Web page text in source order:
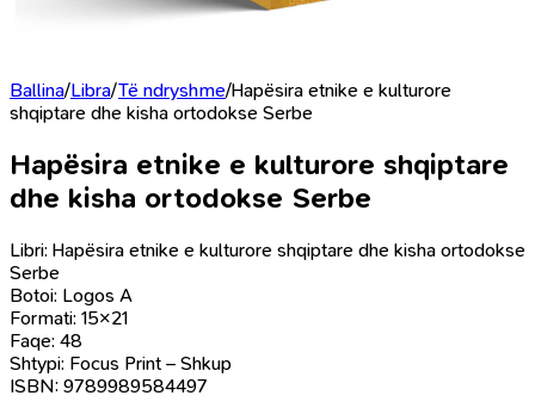
Ballina/Libra/Të ndryshme/Hapësira etnike e kulturore
shqiptare dhe kisha ortodokse Serbe
Hapësira etnike e kulturore shqiptare
dhe kisha ortodokse Serbe
Libri: Hapësira etnike e kulturore shqiptare dhe kisha ortodokse
Serbe
Botoi: Logos A
Formati: 15×21
Faqe: 48
Shtypi: Focus Print – Shkup
ISBN: 9789989584497